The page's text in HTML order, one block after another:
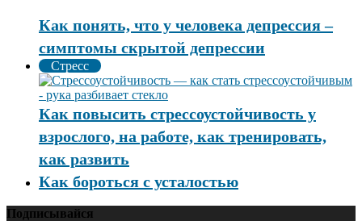
Как понять, что у человека депрессия –
симптомы скрытой депрессии
Стресс
Как повысить стрессоустойчивость у
взрослого, на работе, как тренировать,
как развить
Как бороться с усталостью
Подписывайся